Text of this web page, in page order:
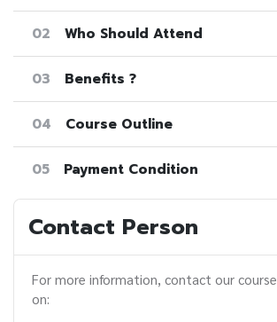
02 Who Should Attend
03 Benefits ?
04 Course Outline
05 Payment Condition
Contact Person
For more information, contact our
on: